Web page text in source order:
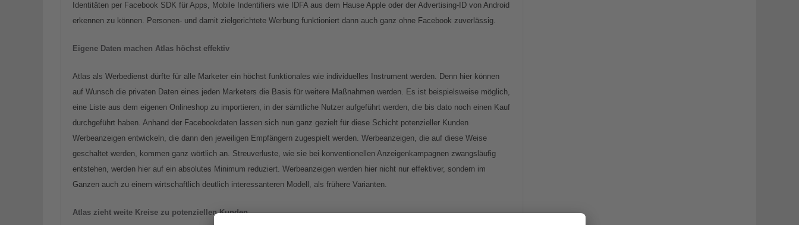
Identitäten per Facebook SDK für Apps, Mobile Indentifiers wie IDFA aus dem Hause Apple oder der Advertising-ID von Android
erkennen zu können. Personen- und damit zielgerichtete Werbung funktioniert dann auch ganz ohne Facebook zuverlässig.
Eigene Daten machen Atlas höchst effektiv
Atlas als Werbedienst dürfte für alle Marketer ein höchst funktionales wie individuelles Instrument werden. Denn hier können
auf Wunsch die privaten Daten eines jeden Marketers die Basis für weitere Maßnahmen werden. Es ist beispielsweise möglich,
eine Liste aus dem eigenen Onlineshop zu importieren, in der sämtliche Nutzer aufgeführt werden, die bis dato noch einen Kauf
durchgeführt haben. Anhand der Facebookdaten lassen sich nun ganz gezielt für diese Schicht potenzieller Kunden
Werbeanzeigen entwickeln, die dann den jeweiligen Empfängern zugespielt werden. Werbeanzeigen, die auf diese Weise
geschaltet werden, kommen ganz wörtlich an. Streuverluste, wie sie bei konventionellen Anzeigenkampagnen zwangsläufig
entstehen, werden hier auf ein absolutes Minimum reduziert. Werbeanzeigen werden hier nicht nur effektiver, sondern im
Ganzen auch zu einem wirtschaftlich deutlich interessanteren Modell, als frühere Varianten.
Atlas zieht weite Kreise zu potenziellen Kunden